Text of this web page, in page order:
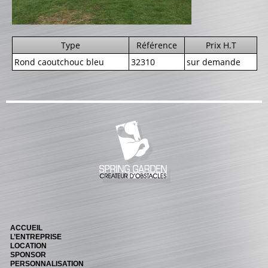
CATALOGUE PRODUITS
CHANDELIER
Gamme Classique
Gamme Prestige
BARRES
Barre hors coeur
Barre octogonale
Capuchons
Palanques
FICHES ET RAILS
Type Référence
Prix H.T
Rond caoutchouc bleu
32310 sur demande
ACCUEIL
L’ENTREPRISE
LOCATION
SPONSOR
PERSONNALISATION